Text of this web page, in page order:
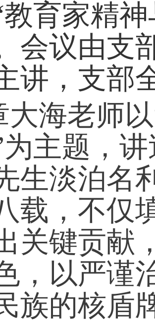
教育家精
会议由支
讲，支部
大海老师
为主题，
生淡泊名
载，不仅
关键贡献
，以严谨
族的核盾